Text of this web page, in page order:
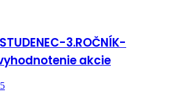
3.ROČNÍK-
akcie